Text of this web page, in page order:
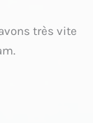
très vite